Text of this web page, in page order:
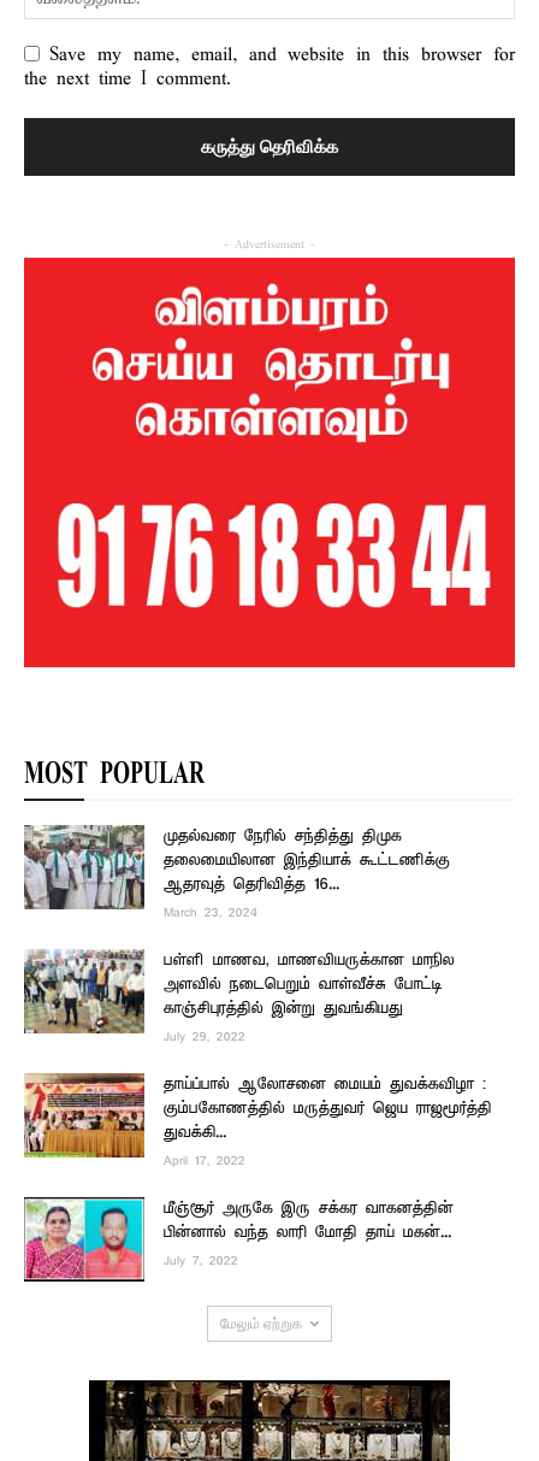
Save my name, email, and website in this browser for
the next time I comment.
- Advertisement -
MOST POPULAR
முதல்வரை நேரில் சந்தித்து திமுக
தலைமையிலான இந்தியாக் கூட்டணிக்கு
ஆதரவுத் தெரிவித்த 16...
March 23, 2024
பள்ளி மாணவ, மாணவியருக்கான மாநில
அளவில் நடைபெறும் வாள்வீச்சு போட்டி
காஞ்சிபுரத்தில் இன்று துவங்கியது
July 29, 2022
தாய்ப்பால் ஆலோசனை மையம் துவக்கவிழா :
கும்பகோணத்தில் மருத்துவர் ஜெய ராஜமூர்த்தி
துவக்கி...
April 17, 2022
மீஞ்சூர் அருகே இரு சக்கர வாகனத்தின்
பின்னால் வந்த லாரி மோதி தாய் மகன்...
July 7, 2022
மேலும் ஏற்றுக